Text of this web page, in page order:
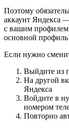
Поэтому
аккаунт Яндекса
с вашим профилем
основной
Если нужно
Выйдите из
На другой
Яндекса
Войдите в
номером
Повторно